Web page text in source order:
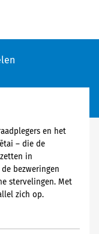
en het
– die de
in
bezweringen
stervelingen. Met
zich op.